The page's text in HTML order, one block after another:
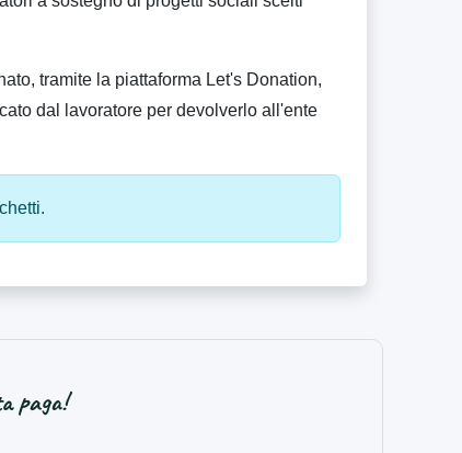
tramite la piattaforma Let's Donation,
dal lavoratore per devolverlo all'ente
paga!